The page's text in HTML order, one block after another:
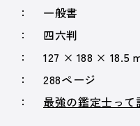
一般書
四六判
127 × 188 × 18.5
288ページ
最強の鑑定士って